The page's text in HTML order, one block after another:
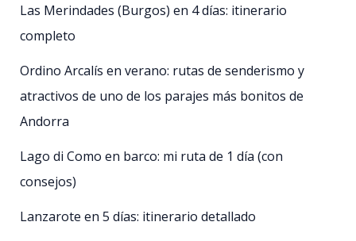
Las Merindades (Burgos) en 4 días: itinerario
completo
Ordino Arcalís en verano: rutas de senderismo y
atractivos de uno de los parajes más bonitos de
Andorra
Lago di Como en barco: mi ruta de 1 día (con
consejos)
Lanzarote en 5 días: itinerario detallado